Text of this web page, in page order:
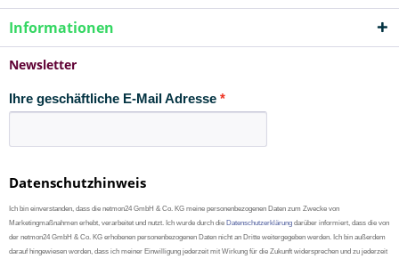
Informationen
Newsletter
Ihre geschäftliche E-Mail Adresse
Datenschutzhinweis
Ich bin einverstanden, dass die netmon24 GmbH & Co. KG meine personenbezogenen Daten zum Zwecke von
Marketingmaßnahmen erhebt, verarbeitet und nutzt. Ich wurde durch die Datenschutzerklärung darüber informiert, dass die von
der netmon24 GmbH & Co. KG erhobenen personenbezogenen Daten nicht an Dritte weitergegeben werden. Ich bin außerdem
darauf hingewiesen worden, dass ich meiner Einwilligung jederzeit mit Wirkung für die Zukunft widersprechen und zu jederzeit